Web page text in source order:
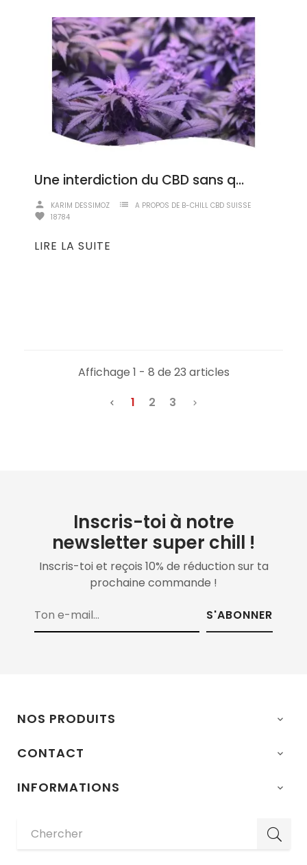
Une interdiction du CBD sans queue ni tête
person KARIM DESSIMOZ list A PROPOS DE B-CHILL CBD SUISSE
favorite 18784
LIRE LA SUITE
Affichage 1 - 8 de 23 articles
 1 2 3 
Inscris-toi à notre
newsletter super chill !
Inscris-toi et reçois 10% de réduction sur ta
prochaine commande !
S'ABONNER
NOS PRODUITS 
CONTACT 
INFORMATIONS 